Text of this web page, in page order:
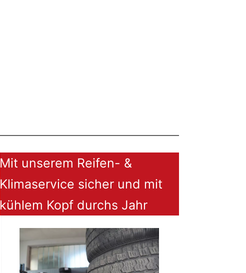
Mit unserem Reifen- &
Klimaservice sicher und mit
kühlem Kopf durchs Jahr